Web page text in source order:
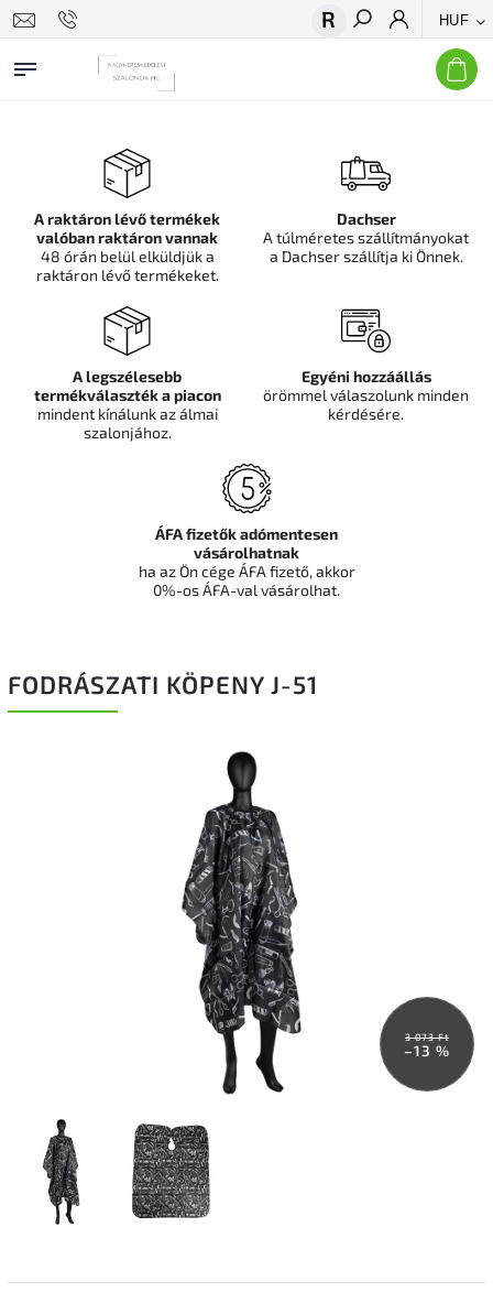
HUF
Keresés
FODRÁSZATI KÖPENY J-51
3 073 Ft
–13 %
A raktáron lévő termékek
valóban raktáron vannak
48 órán belül elküldjük a
raktáron lévő termékeket.
Dachser
A túlméretes szállítmányokat
a Dachser szállítja ki Önnek.
A legszélesebb
termékválaszték a piacon
mindent kínálunk az álmai
szalonjához.
Egyéni hozzáállás
örömmel válaszolunk minden
kérdésére.
ÁFA fizetők adómentesen
vásárolhatnak
ha az Ön cége ÁFA fizető, akkor
0%-os ÁFA-val vásárolhat.